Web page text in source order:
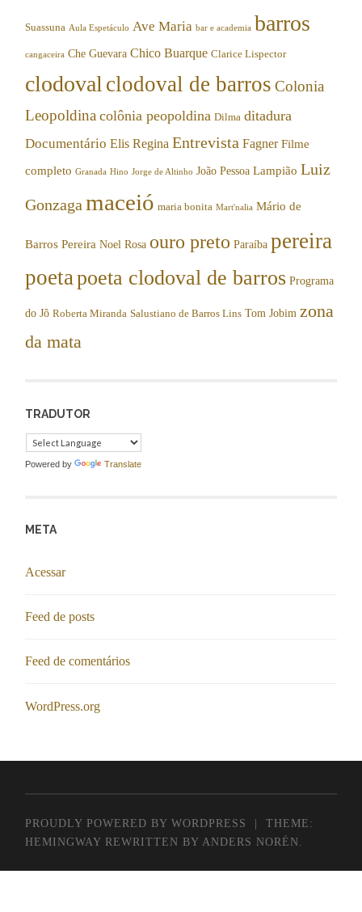
Suassuna Aula Espetáculo Ave Maria bar e academia barros
cangaceira Che Guevara Chico Buarque Clarice Lispector
clodovalclodoval de barros Colonia
Leopoldina colônia peopoldina Dilma ditadura
Documentário Elis Regina Entrevista Fagner Filme
completo Granada Hino Jorge de Altinho João Pessoa Lampião Luiz
Gonzaga maceió maria bonita Mart'nalia Mário de
Barros Pereira Noel Rosa ouro preto Paraíba pereira
poetapoeta clodoval de barros Programa
do Jô Roberta Miranda Salustiano de Barros Lins Tom Jobim zona
da mata
TRADUTOR
Powered by Translate
META
Acessar
Feed de posts
Feed de comentários
WordPress.org
PROUDLY POWERED BY WORDPRESS
THEME:
HEMINGWAY REWRITTEN BY ANDERS NORÉN